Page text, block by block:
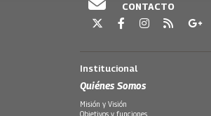
CONTACTO
Institucional
Quiénes Somos
Misión y Visión
Objetivos y funciones